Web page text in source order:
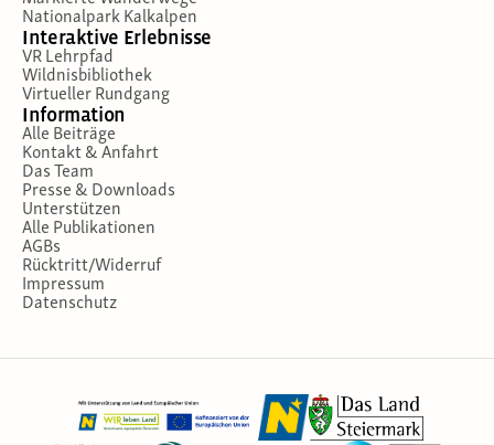
Nationalpark Kalkalpen
Interaktive Erlebnisse
VR Lehrpfad
Wildnisbibliothek
Virtueller Rundgang
Information
Alle Beiträge
Kontakt & Anfahrt
Das Team
Presse & Downloads
Unterstützen
Alle Publikationen
AGBs
Rücktritt/Widerruf
Impressum
Datenschutz